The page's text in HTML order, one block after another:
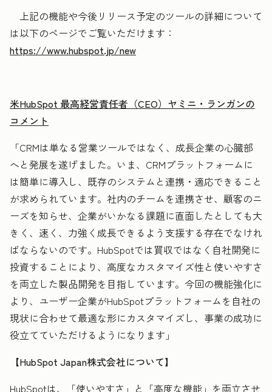
上記の機能や今後リリース予定のツールの詳細について
は以下のページでご覧いただけます：
https://www.hubspot.jp/new
米HubSpot 最高経営責任者（CEO）ヤミニ・ランガンの
コメント
「CRMは単なる営業ツールではなく、成長企業の心臓部
へと発展を遂げました。いま、CRMプラットフォームに
は簡単に導入し、既存のシステムと連携・適応できること
が求められています。社内のチームを連携させ、顧客のニ
ーズを知らせ、企業がいかなる課題に直面したとしても大
きく、速く、力強く成長できるよう支援する存在でなけれ
ばならないのです。HubSpotでは買収ではなく自社開発に
投資することにより、高度なカスタマイズ性と使いやすさ
を両立した製品開発を目指しています。今回の機能強化に
より、ユーザー企業がHubSpotプラットフォームを自社の
現状に合わせて最適な形にカスタマイズし、事業の成功に
役立てていただけるようになります」
【HubSpot Japan株式会社について】
HubSpotは、「使いやすさ」と「高度な機能」を両立させ